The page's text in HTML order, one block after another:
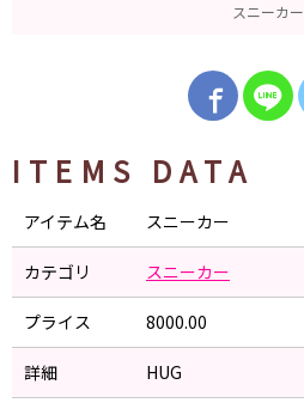
スニーカー
ITEMS DATA
アイテム名 スニーカー
カテゴリ スニーカー
プライス 8000.00
詳細 HUG